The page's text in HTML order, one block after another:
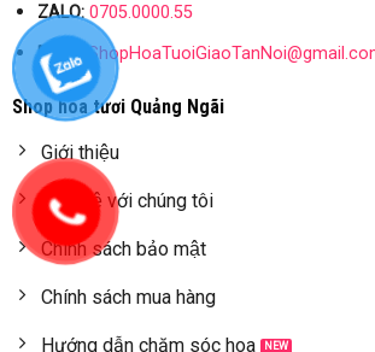
ZALO: 0705.0000.55
Email:
Shop hoa tươi Quảng Ngãi
Giới thiệu
Liên hệ với chúng tôi
Chính sách bảo mật
Chính sách mua hàng
Hướng dẫn chăm sóc hoa